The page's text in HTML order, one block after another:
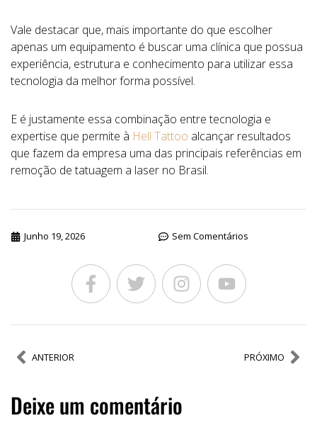
Vale destacar que, mais importante do que escolher
apenas um equipamento é buscar uma clínica que possua
experiência, estrutura e conhecimento para utilizar essa
tecnologia da melhor forma possível.
E é justamente essa combinação entre tecnologia e
expertise que permite à Hell Tattoo alcançar resultados
que fazem da empresa uma das principais referências em
remoção de tatuagem a laser no Brasil.
Junho 19, 2026 Sem Comentários
ANTERIOR PRÓXIMO
Deixe um comentário